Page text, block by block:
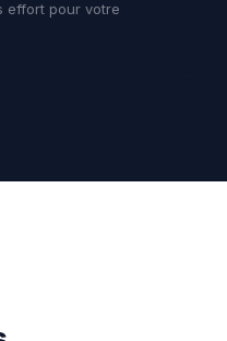
effort pour votre